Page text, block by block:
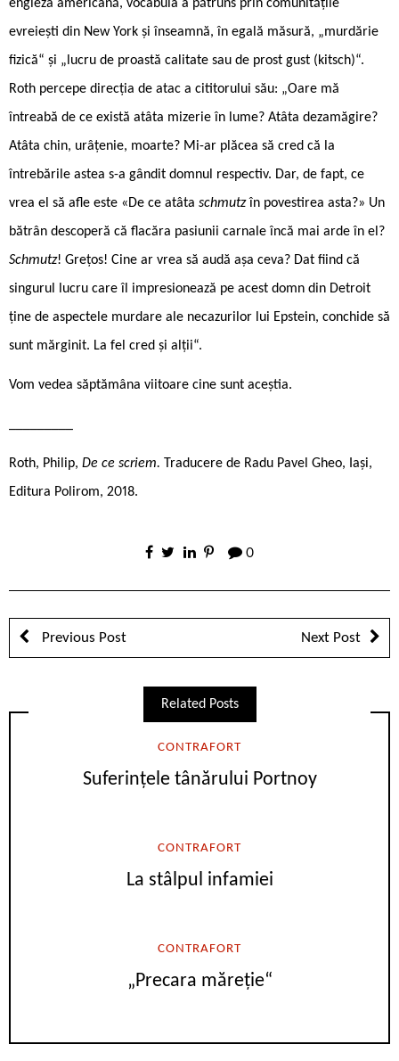
engleza americană, vocabula a pătruns prin comunitățile
evreiești din New York și înseamnă, în egală măsură, „murdărie
fizică“ și „lucru de proastă calitate sau de prost gust (kitsch)“.
Roth percepe direcția de atac a cititorului său: „Oare mă
întreabă de ce există atâta mizerie în lume? Atâta dezamăgire?
Atâta chin, urâțenie, moarte? Mi-ar plăcea să cred că la
întrebările astea s-a gândit domnul respectiv. Dar, de fapt, ce
vrea el să afle este «De ce atâta schmutzîn povestirea asta?» Un
bătrân descoperă că flacăra pasiunii carnale încă mai arde în el?
Schmutz! Grețos! Cine ar vrea să audă așa ceva? Dat fiind că
singurul lucru care îl impresionează pe acest domn din Detroit
ține de aspectele murdare ale necazurilor lui Epstein, conchide să
sunt mărginit. La fel cred și alții“.
Vom vedea săptămâna viitoare cine sunt aceștia.
Roth, Philip, De ce scriem. Traducere de Radu Pavel Gheo, Iași,
Editura Polirom, 2018.
0
Previous Post Next Post
Related Posts
CONTRAFORT
Suferințele tânărului Portnoy
CONTRAFORT
La stâlpul infamiei
CONTRAFORT
„Precara măreție“